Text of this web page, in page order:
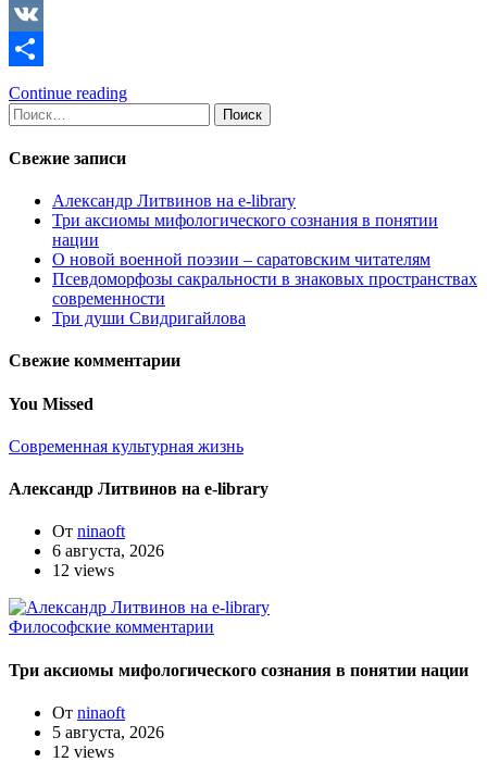
Copy
Link
VK
Отправить
Continue reading
Найти:
Свежие записи
Александр Литвинов на e-library
Три аксиомы мифологического сознания в понятии
нации
О новой военной поэзии – саратовским читателям
Псевдоморфозы сакральности в знаковых пространствах
современности
Три души Свидригайлова
Свежие комментарии
You Missed
Современная культурная жизнь
Александр Литвинов на e-library
От ninaoft
6 августа, 2026
12 views
Философские комментарии
Три аксиомы мифологического сознания в понятии нации
От ninaoft
5 августа, 2026
12 views